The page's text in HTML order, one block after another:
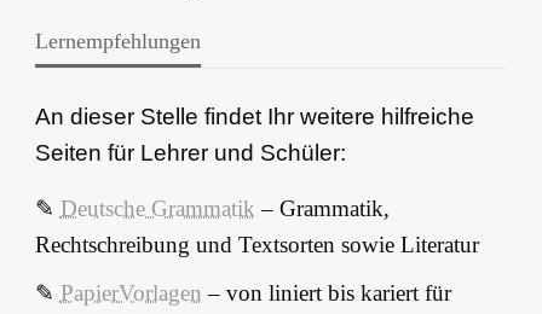
Lernempfehlungen
An dieser Stelle findet Ihr weitere hilfreiche
Seiten für Lehrer und Schüler:
✎ Deutsche Grammatik – Grammatik,
Rechtschreibung und Textsorten sowie Literatur
✎ PapierVorlagen – von liniert bis kariert für